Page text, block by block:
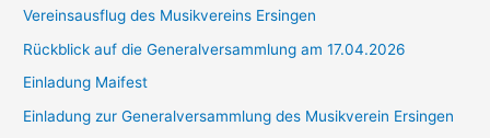
Vereinsausflug des Musikvereins Ersingen
Rückblick auf die Generalversammlung am 17.04.2026
Einladung Maifest
Einladung zur Generalversammlung des Musikverein Ersingen